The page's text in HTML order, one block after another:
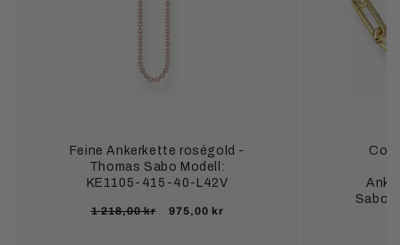
Feine Ankerkette roségold -
Thomas Sabo Modell:
KE1105-415-40-L42V
Ordinarie
1 218,00 kr Försäljningspris
975,00 kr
Sabo